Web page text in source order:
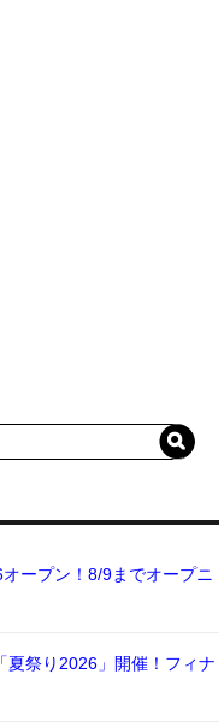
ープン！8/9までオープニ
夏祭り2026」開催！フィナ